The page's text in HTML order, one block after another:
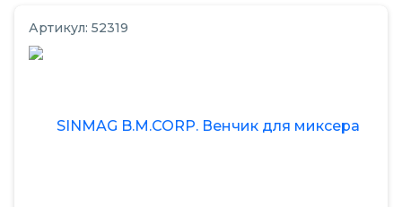
Артикул: 52319